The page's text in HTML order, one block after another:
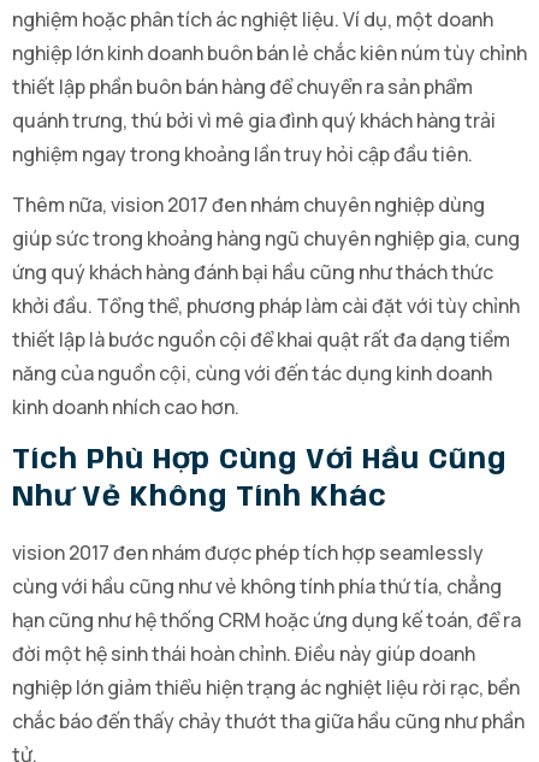
nghiệm hoặc phân tích ác nghiệt liệu. Ví dụ, một doanh
nghiệp lớn kinh doanh buôn bán lẻ chắc kiên núm tùy chỉnh
thiết lập phần buôn bán hàng để chuyển ra sản phẩm
quánh trưng, thú bởi vì mê gia đình quý khách hàng trải
nghiệm ngay trong khoảng lần truy hỏi cập đầu tiên.
Thêm nữa, vision 2017 đen nhám chuyên nghiệp dùng
giúp sức trong khoảng hàng ngũ chuyên nghiệp gia, cung
ứng quý khách hàng đánh bại hầu cũng như thách thức
khởi đầu. Tổng thể, phương pháp làm cài đặt với tùy chỉnh
thiết lập là bước nguồn cội để khai quật rất đa dạng tiềm
năng của nguồn cội, cùng với đến tác dụng kinh doanh
kinh doanh nhích cao hơn.
Tích Phù Hợp Cùng Với Hầu Cũng
Như Vẻ Không Tính Khác
vision 2017 đen nhám được phép tích hợp seamlessly
cùng với hầu cũng như vẻ không tính phía thứ tía, chẳng
hạn cũng như hệ thống CRM hoặc ứng dụng kế toán, để ra
đời một hệ sinh thái hoàn chỉnh. Điều này giúp doanh
nghiệp lớn giảm thiểu hiện trạng ác nghiệt liệu rời rạc, bền
chắc báo đến thấy chảy thướt tha giữa hầu cũng như phần
tử.